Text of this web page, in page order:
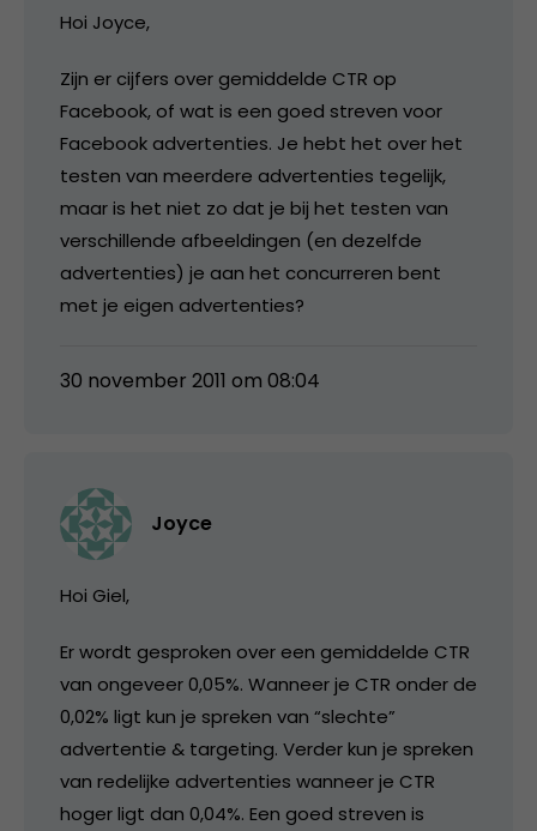
Hoi Joyce,
Zijn er cijfers over gemiddelde CTR op
Facebook, of wat is een goed streven voor
Facebook advertenties. Je hebt het over het
testen van meerdere advertenties tegelijk,
maar is het niet zo dat je bij het testen van
verschillende afbeeldingen (en dezelfde
advertenties) je aan het concurreren bent
met je eigen advertenties?
30 november 2011 om 08:04
Joyce
Hoi Giel,
Er wordt gesproken over een gemiddelde CTR
van ongeveer 0,05%. Wanneer je CTR onder de
0,02% ligt kun je spreken van “slechte”
advertentie & targeting. Verder kun je spreken
van redelijke advertenties wanneer je CTR
hoger ligt dan 0,04%. Een goed streven is